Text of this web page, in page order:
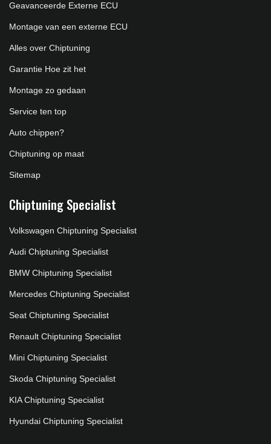
Geavanceerde Externe ECU
Montage van een externe ECU
Alles over Chiptuning
Garantie Hoe zit het
Montage zo gedaan
Service ten top
Auto chippen?
Chiptuning op maat
Sitemap
Chiptuning Specialist
Volkswagen Chiptuning Specialist
Audi Chiptuning Specialist
BMW Chiptuning Specialist
Mercedes Chiptuning Specialist
Seat Chiptuning Specialist
Renault Chiptuning Specialist
Mini Chiptuning Specialist
Skoda Chiptuning Specialist
KIA Chiptuning Specialist
Hyundai Chiptuning Specialist